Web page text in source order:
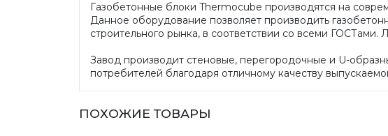
Газобетонные блоки Thermocube производятся на
Данное оборудование позволяет производить
строительного рынка, в соответствии со всеми
Завод производит стеновые, перегородочные и U-
потребителей благодаря отличному качеству
ПОХОЖИЕ ТОВАРЫ